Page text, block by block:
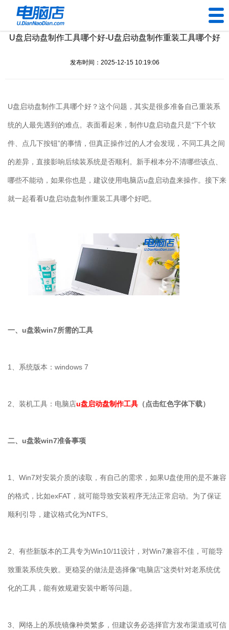
U盘工具
装机问题
电脑问题
U盘启动盘制作工具哪个好-U盘启动盘制作重装工具哪个好
发布时间：2025-12-15 10:19:06
U盘启动盘制作工具哪个好？这个问题，其实是很多准备自己重装系
统的人最先遇到的难点。表面看起来，制作U盘启动盘只是“下个软
件、点几下按钮”的事情，但真正操作过的人才会发现，不同工具之间
的差异，直接影响后续装系统是否顺利。新手根本分不清哪些该点、
哪些不能动，如果你也是，建议使用电脑店u盘启动盘来操作。接下来
就一起看看U盘启动盘制作重装工具哪个好吧。
一、 u盘装win7所需的工具
1 、系统版本： windows 7
2 、装机工具：电脑店u盘启动盘制作工具 （点击红色字体下载）
二、 u盘装win7准备事项
1 Win7对安装介质的读取，有自己的需求，如果U盘使用的是不兼容
的格式，比如exFAT ，就可能导致安装程序无法正常启动。为了保证
顺利引导，建议格式化为NTFS。
2 、有些新版本的工具专为Win10/11设计，对Win7兼容不佳，可能导
致重装系统失败。更稳妥的做法是选择像“电脑店”这类针对老系统优
化的工具，能有效规避安装中断等问题。
3 、网络上的系统镜像种类繁多，但建议务必选择官方发布渠道或可信